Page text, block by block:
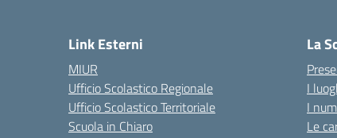
Link Esterni
MIUR
Ufficio Scolastico Regionale
Ufficio Scolastico Territoriale
Scuola in Chiaro
La
I
I
Le